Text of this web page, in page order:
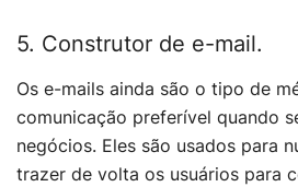
5. Construtor de e-mail.
Os e-mails ainda são o tipo de
comunicação preferível quando
negócios. Eles são usados ​​para
trazer de volta os usuários para